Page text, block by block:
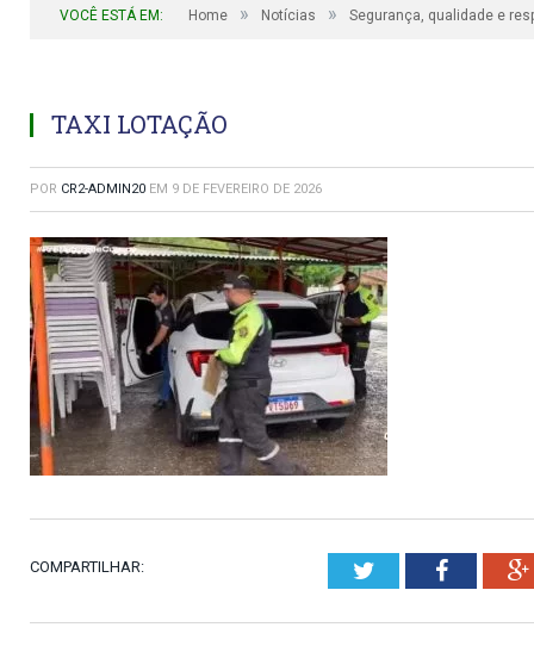
VOCÊ ESTÁ EM: Home » Notícias » Segurança, qualidade e
TAXI LOTAÇÃO
POR CR2-ADMIN20 EM 9 DE FEVEREIRO DE 2026
COMPARTILHAR: Twitter